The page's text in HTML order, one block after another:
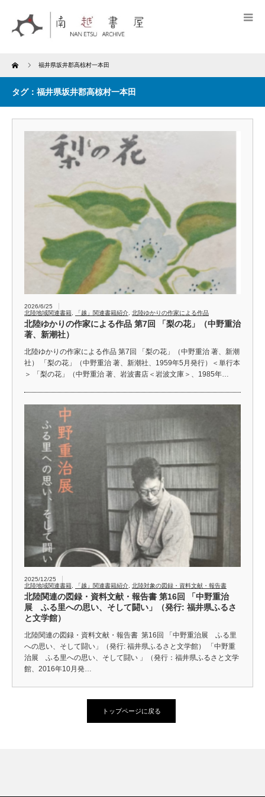
Home 福井県坂井郡高椋村一本田
タグ：福井県坂井郡高椋村一本田
2026/6/25
北陸地域関連書籍
「越」関連書籍紹介 北陸ゆかりの作家による作品
北陸ゆかりの作家による作品 第7回 「梨の花」（中野重治
著、新潮社）
北陸ゆかりの作家による作品 第7回 「梨の花」（中野重治 著、新潮
社） 「梨の花」（中野重治 著、新潮社、1959年5月発行）＜単行本
＞ 「梨の花」（中野重治 著、岩波書店＜岩波文庫＞、1985年…
2025/12/25
北陸地域関連書籍
「越」関連書籍紹介 北陸対象の図録・資料文献・報告書
北陸関連の図録・資料文献・報告書 第16回 「中野重治
展 ふる里への思い、そして闘い」（発行: 福井県ふるさ
と文学館）
北陸関連の図録・資料文献・報告書 第16回 「中野重治展 ふる里
への思い、そして闘い」（発行: 福井県ふるさと文学館） 「中野重
治展 ふる里への思い、そして闘い 」（発行：福井県ふるさと文学
館、2016年10月発…
トップページに戻る